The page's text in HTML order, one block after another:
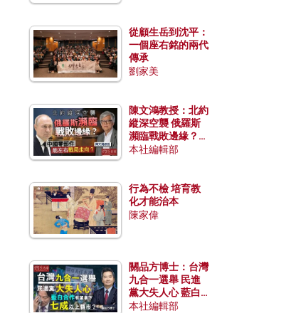
從顧生岳到沈平：
一個座右銘的兩代
傳承
劉家美
陳文鴻教授：北約
縱深空襲 俄羅斯
瀕臨戰敗邊緣？中
國零部件能左右戰
本社編輯部
行為不檢 培育教
化才能治本
陳家偉
關品方博士：台灣
九合一選舉 民進
黨大失人心 藍白
合作有望拿下七成
本社編輯部